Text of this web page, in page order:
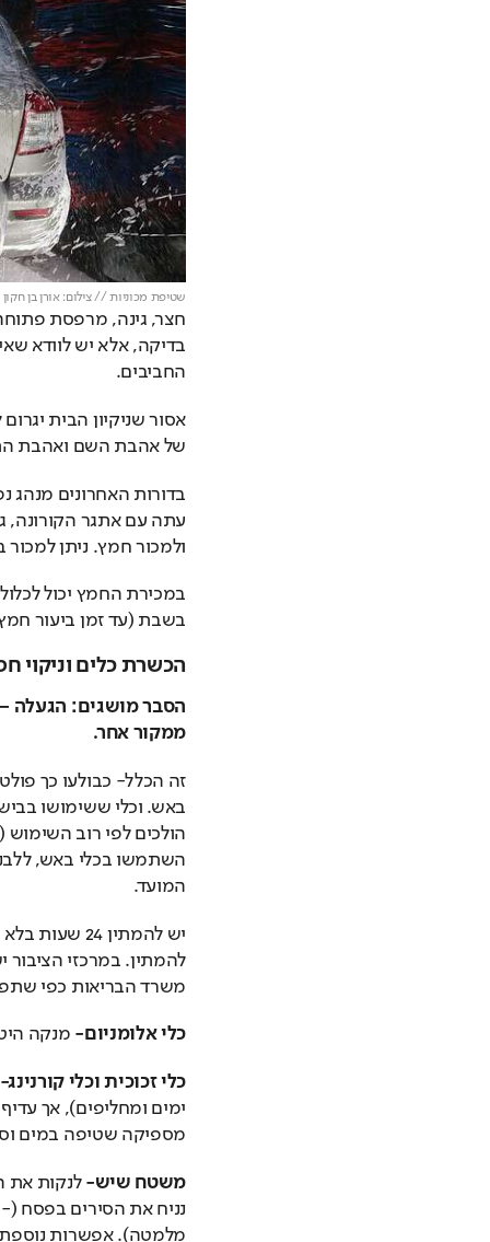
שטיפת מכוניות // צילום: אורן בן חקון
החביבים.
של אהבת השם ואהבת
ולמכור חמץ. ניתן
בשבת (עד זמן ביעור
הכשרת כלים וניקוי
ממקור אחר.
המועד.
משרד הבריאות כפי
כלי אלומניום- מנקה
כלי זכוכית וכלי
מספיקה שטיפה במים
משטח שיש-